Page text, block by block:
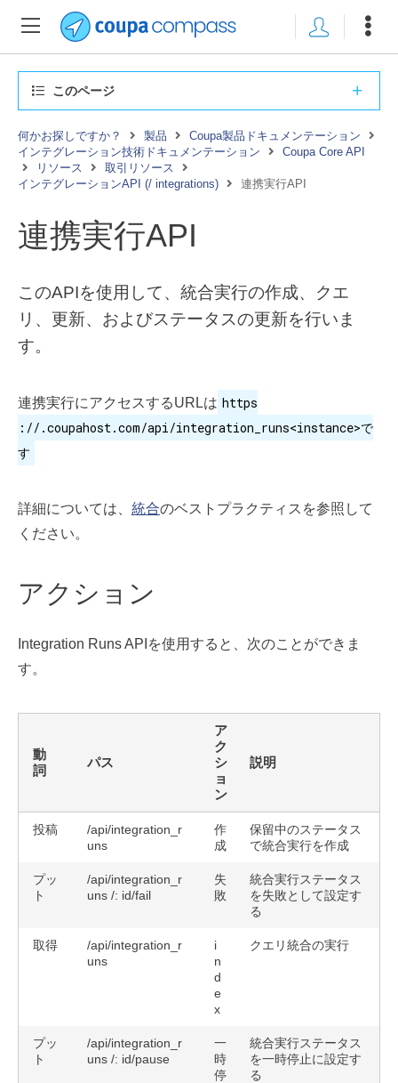
このページ
何かお探しですか？ 製品
Coupa製品ドキュメンテーション
インテグレーション技術ドキュメンテーション
Coupa Core API
リソース
取引リソース
インテグレーションAPI (/ integrations)
連携実行API
連携実行API
このAPIを使用して、統合実行の作成、クエ
リ、更新、およびステータスの更新を行いま
す。
連携実行にアクセスするURLは https
://.coupahost.com/api/integration_runs<instance>で
す
詳細については、 統合のベストプラクティスを参照して
ください。
アクション
Integration Runs APIを使用すると、次のことができま
す。
動
詞
パス
ア
ク
シ
ョ
ン
説明
投稿
/api/integration_r
uns
作
成
保留中のステータス
で統合実行を作成
プッ
ト
/api/integration_r
uns /: id/fail
失
敗
統合実行ステータス
を失敗として設定す
る
取得
/api/integration_r
uns
i
n
d
e
x
クエリ統合の実行
プッ
ト
/api/integration_r
uns /: id/pause
一
時
停
統合実行ステータス
を一時停止に設定す
る